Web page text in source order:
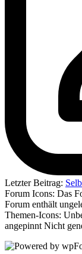
Letzter Beitrag:
Forum Icons: Das
Forum enthält
Themen-Icons:
angepinnt Nicht